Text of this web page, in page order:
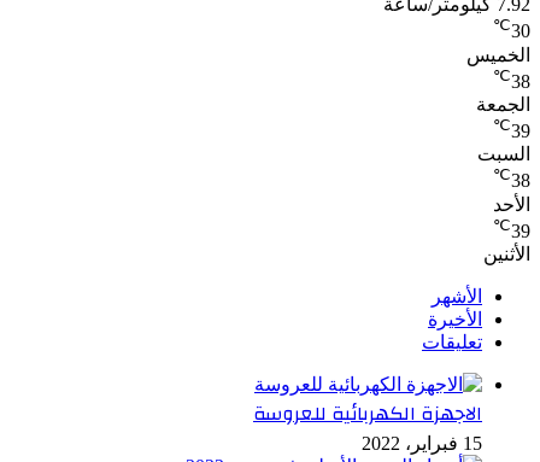
7.92 كيلومتر/ساعة
30
℃
الخميس
38
℃
الجمعة
39
℃
السبت
38
℃
الأحد
39
℃
الأثنين
الأشهر
الأخيرة
تعليقات
الاجهزة الكهربائية للعروسة
15 فبراير، 2022